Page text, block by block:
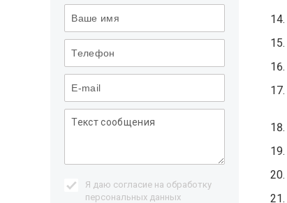
Я даю согласие на обработку
персональных данных